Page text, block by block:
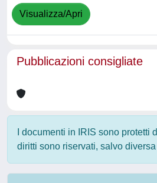
Visualizza/Apri
Pubblicazioni consigliate
I documenti in IRIS sono protetti
diritti sono riservati, salvo